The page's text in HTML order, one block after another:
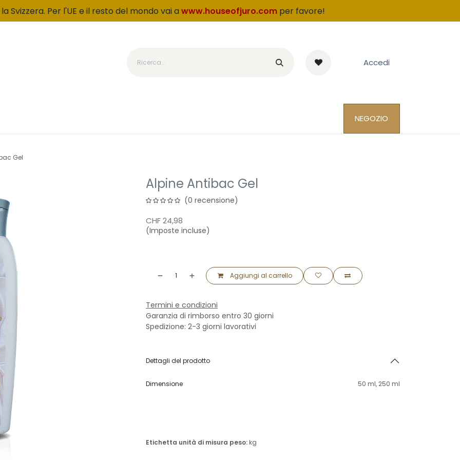
Svizzera. Per l'UE e il resto del mondo vai a www.houseofjuro.com per favore!
Accedi
NEGOZIO
Gel
Alpine Antibac Gel
(0 recensione)
CHF24,98
(Imposte incluse)
Aggiungi al carrello
Termini e condizioni
Garanzia di rimborso entro 30 giorni
Spedizione: 2-3 giorni lavorativi
Dettagli del prodotto
Dimensione 50 ml, 250 ml
Etichetta unità di misura peso:kg